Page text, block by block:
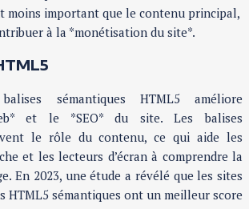
moins important que le contenu principal,
à la *monétisation du site*.
sémantiques HTML5 améliore
et le *SEO* du site. Les balises
le rôle du contenu, ce qui aide les
et les lecteurs d’écran à comprendre la
En 2023, une étude a révélé que les sites
HTML5 sémantiques ont un meilleur score